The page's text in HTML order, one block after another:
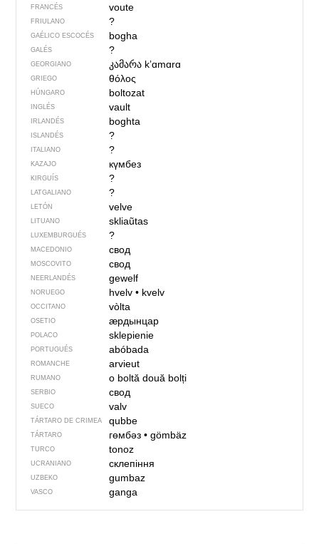
FRANCÉS voute
FRIULANO ?
GAÉLICO ESCOCÉS bogha
GALÉS ?
GEORGIANO კამარა kʼɑmɑrɑ
GRIEGO θόλος
HÚNGARO boltozat
INGLÉS vault
IRLANDÉS boghta
ISLANDÉS ?
ITALIANO ?
KAZAJO күмбез
KIRGUÍS ?
LATGALIANO ?
LETÓN velve
LITUANO skliaũtas
LUXEMBURGUÉS ?
MACEDONIO свод
MOSCOVITO свод
NEERLANDÉS gewelf
NORUEGO hvelv• kvelv
OCCITANO vòlta
OSETIO ӕрдынцар
POLACO sklepienie
PORTUGUÉS abóbada
ROMANCHE arvieut
RUMANO o boltădouă bolți
SERBIO свод
SUECO valv
TÁRTARO DE CRIMEA qubbe
TÁRTARO гөмбәз• gömbäz
TURCO tonoz
UCRANIANO склепіння
UZBEKO gumbaz
VASCO ganga